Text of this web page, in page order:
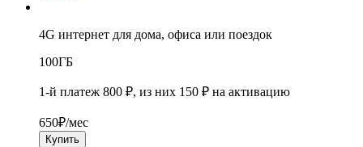
4G интернет для дома, офиса или поездок
100ГБ
1-й платеж 800 ₽, из них 150 ₽ на активацию
650₽/мес
Купить